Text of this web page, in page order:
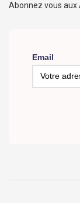
Abonnez vous
Email